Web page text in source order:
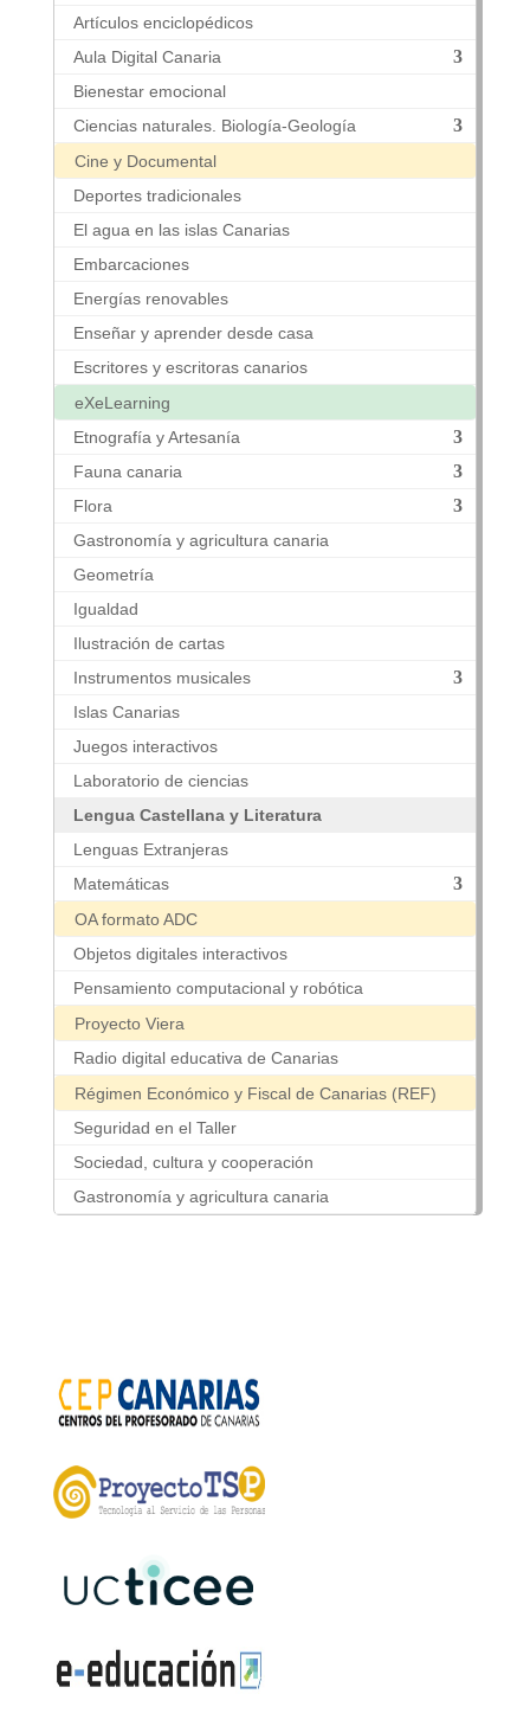
Artículos enciclopédicos
Aula Digital Canaria
Bienestar emocional
Ciencias naturales. Biología-Geología
Cine y Documental
Deportes tradicionales
El agua en las islas Canarias
Embarcaciones
Energías renovables
Enseñar y aprender desde casa
Escritores y escritoras canarios
eXeLearning
Etnografía y Artesanía
Fauna canaria
Flora
Gastronomía y agricultura canaria
Geometría
Igualdad
Ilustración de cartas
Instrumentos musicales
Islas Canarias
Juegos interactivos
Laboratorio de ciencias
Lengua Castellana y Literatura
Lenguas Extranjeras
Matemáticas
OA formato ADC
Objetos digitales interactivos
Pensamiento computacional y robótica
Proyecto Viera
Radio digital educativa de Canarias
Régimen Económico y Fiscal de Canarias (REF)
Seguridad en el Taller
Sociedad, cultura y cooperación
Gastronomía y agricultura canaria